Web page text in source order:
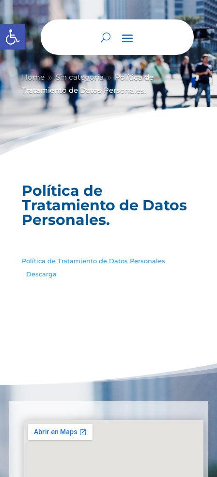
Abrir barra de herramientas
Home 9 Sin categoría 9 Política de
Tratamiento de Datos Personales.
Política de
Tratamiento de Datos
Personales.
Política de Tratamiento de Datos Personales
Descarga